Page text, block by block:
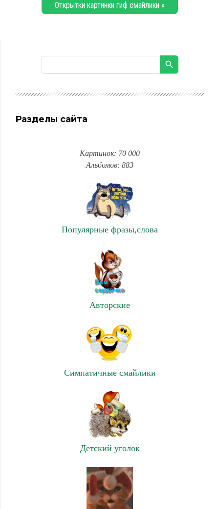
Открытки картинки гиф смайлики »
Разделы сайта
Картинок: 70 000
Альбомов: 883
Популярные фразы,слова
Авторские
Симпатичные смайлики
Детский уголок